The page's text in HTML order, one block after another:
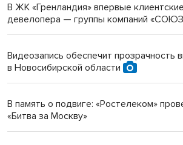
Инвалид получил условный срок за
Новосибирский преподаватель с женой
Обновлённое отделение ВТБ
В ЖК «Гренландия» впервые
девелопера — группы компаний
Видеозапись обеспечит прозрачность
в Новосибирской области
В память о подвиге: «Ростелеком»
«Битва за Москву»